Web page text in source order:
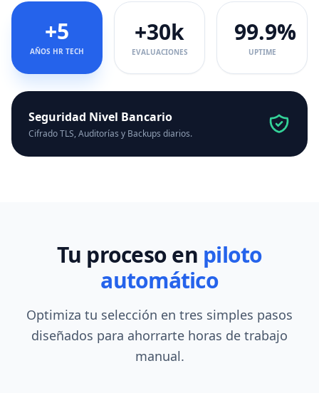
+5
AÑOS HR TECH
+30k
EVALUACIONES
99.9%
UPTIME
Seguridad Nivel Bancario
Cifrado TLS, Auditorías y Backups diarios.
Tu proceso en piloto
automático
Optimiza tu selección en tres simples pasos
diseñados para ahorrarte horas de trabajo
manual.